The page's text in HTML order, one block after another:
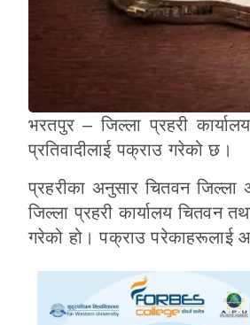
भरतपुर – जिल्ला प्रहरी
प्रतिवादीलाई पक्राउ गरेको छ।
प्रहरीका अनुसार चितवन जिल्ला
जिल्ला प्रहरी कार्यालय चितवन
गरेको हो। पक्राउ परेकाहरूलाई